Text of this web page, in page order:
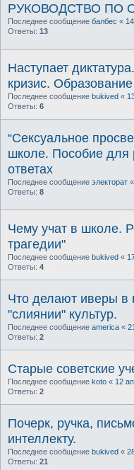
РУКОВОДСТВО ПО
Последнее сообщение балбес «
Ответы: 13
Наступает
кризис.
Последнее сообщение bukived «
Ответы: 6
“Сексуальное
школе. Пособие для
ответах
Последнее сообщение электорат «
Ответы: 8
Чему учат в школе.
трагедии"
Последнее сообщение bukived «
Ответы: 4
Что делают иверы в
"слиянии" культур.
Последнее сообщение america «
Ответы: 2
Старые советские
Последнее сообщение koto « 12
Ответы: 2
Почерк, ручка,
интеллекту.
Последнее сообщение bukived «
Ответы: 21